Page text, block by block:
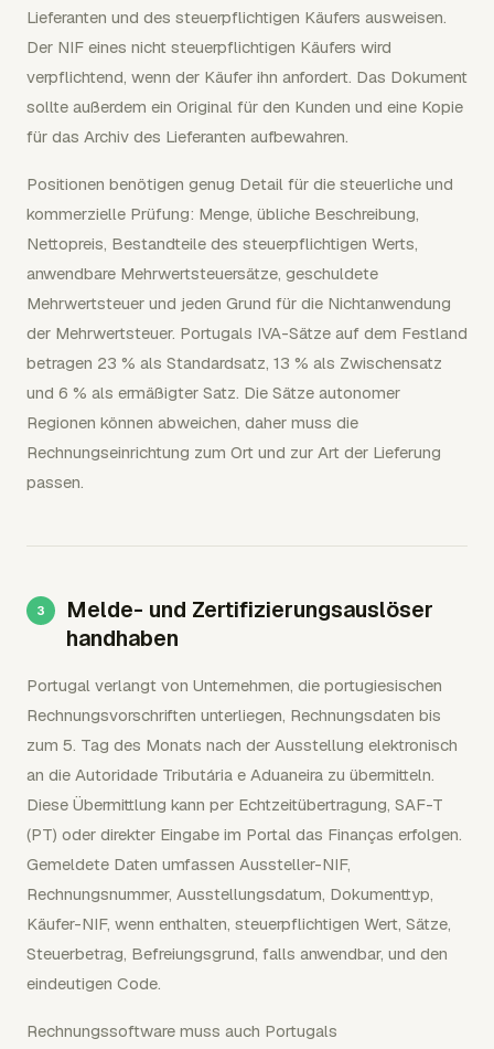
Lieferanten und des steuerpflichtigen Käufers ausweisen.
Der NIF eines nicht steuerpflichtigen Käufers wird
verpflichtend, wenn der Käufer ihn anfordert. Das Dokument
sollte außerdem ein Original für den Kunden und eine Kopie
für das Archiv des Lieferanten aufbewahren.
Positionen benötigen genug Detail für die steuerliche und
kommerzielle Prüfung: Menge, übliche Beschreibung,
Nettopreis, Bestandteile des steuerpflichtigen Werts,
anwendbare Mehrwertsteuersätze, geschuldete
Mehrwertsteuer und jeden Grund für die Nichtanwendung
der Mehrwertsteuer. Portugals IVA-Sätze auf dem Festland
betragen 23 % als Standardsatz, 13 % als Zwischensatz
und 6 % als ermäßigter Satz. Die Sätze autonomer
Regionen können abweichen, daher muss die
Rechnungseinrichtung zum Ort und zur Art der Lieferung
passen.
Melde- und Zertifizierungsauslöser
handhaben
Portugal verlangt von Unternehmen, die portugiesischen
Rechnungsvorschriften unterliegen, Rechnungsdaten bis
zum 5. Tag des Monats nach der Ausstellung elektronisch
an die Autoridade Tributária e Aduaneira zu übermitteln.
Diese Übermittlung kann per Echtzeitübertragung, SAF-T
(PT) oder direkter Eingabe im Portal das Finanças erfolgen.
Gemeldete Daten umfassen Aussteller-NIF,
Rechnungsnummer, Ausstellungsdatum, Dokumenttyp,
Käufer-NIF, wenn enthalten, steuerpflichtigen Wert, Sätze,
Steuerbetrag, Befreiungsgrund, falls anwendbar, und den
eindeutigen Code.
Rechnungssoftware muss auch Portugals